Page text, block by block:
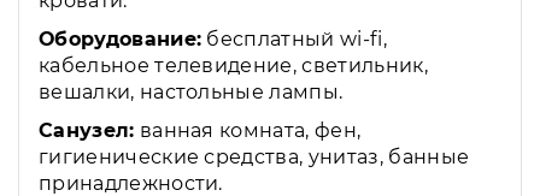
Оборудование: бесплатный wi-fi,
кабельное телевидение, светильник,
вешалки, настольные лампы.
Санузел: ванная комната, фен,
гигиенические средства, унитаз, банные
принадлежности.